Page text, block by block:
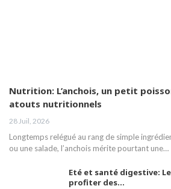
Nutrition: L’anchois, un petit
atouts nutritionnels
28 Juil, 2026
Longtemps relégué au rang de simple
ou une salade, l’anchois mérite pourtant une…
Eté et santé digestive:
profiter des…